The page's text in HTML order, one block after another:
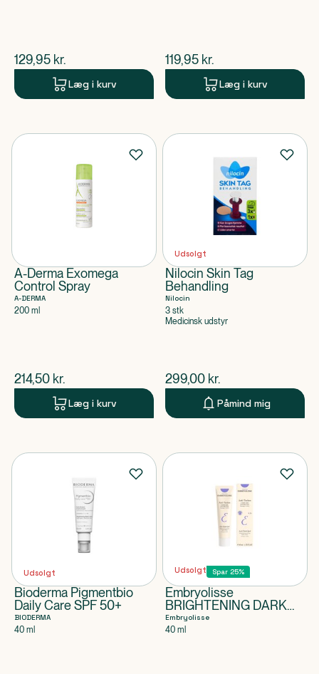
$nuværende pris
129,95 kr.
Læg i kurv
$nuværende pris
119,95 kr.
Læg i kurv
A-Derma Exomega
Control Spray
A-DERMA
200 ml
$nuværende pris
214,50 kr.
Læg i kurv
Udsolgt
Nilocin Skin Tag
Behandling
Nilocin
3 stk
Medicinsk udstyr
$nuværende pris
299,00 kr.
Påmind mig
Udsolgt
Bioderma Pigmentbio
Daily Care SPF 50+
BIODERMA
40 ml
Udsolgt Spar 25%
Embryolisse
BRIGHTENING DARK
SPOT NIGHT PEELING
Embryolisse
40 ml